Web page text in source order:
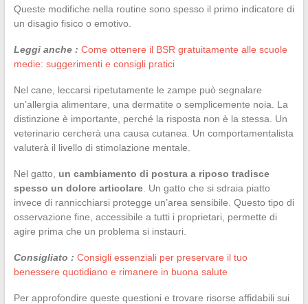
Queste modifiche nella routine sono spesso il primo indicatore di
un disagio fisico o emotivo.
Leggi anche : Come ottenere il BSR gratuitamente alle scuole
medie: suggerimenti e consigli pratici
Nel cane, leccarsi ripetutamente le zampe può segnalare
un’allergia alimentare, una dermatite o semplicemente noia. La
distinzione è importante, perché la risposta non è la stessa. Un
veterinario cercherà una causa cutanea. Un comportamentalista
valuterà il livello di stimolazione mentale.
Nel gatto, un cambiamento di postura a riposo tradisce
spesso un dolore articolare. Un gatto che si sdraia piatto
invece di rannicchiarsi protegge un’area sensibile. Questo tipo di
osservazione fine, accessibile a tutti i proprietari, permette di
agire prima che un problema si instauri.
Consigliato : Consigli essenziali per preservare il tuo
benessere quotidiano e rimanere in buona salute
Per approfondire queste questioni e trovare risorse affidabili sui